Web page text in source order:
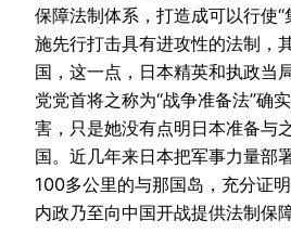
保障法制体系，打造成可以行使
施先行打击具有进攻性的法制，
国，这一点，日本精英和执政当
党党首将之称为“战争准备法”确
害，只是她没有点明日本准备与
国。近几年来日本把军事力量部
100多公里的与那国岛，充分证
内政乃至向中国开战提供法制保障